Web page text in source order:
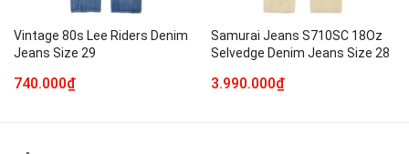
Vintage 80s Lee Riders Denim
Jeans Size 29
740.000₫
Samurai Jeans S710SC 18Oz
Selvedge Denim Jeans Size 28
3.990.000₫